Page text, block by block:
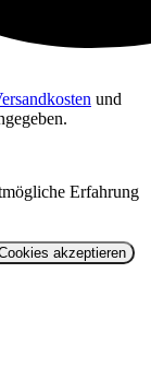
und
Erfahrung
akzeptieren